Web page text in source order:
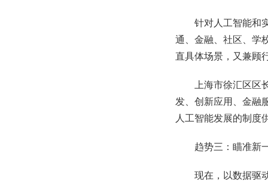
针对人工智能和
通、金融、社区、学
直具体场景，又兼顾
上海市徐汇区
发、创新应用、金融
人工智能发展的制度
趋势三：瞄准新
现在，以数据驱